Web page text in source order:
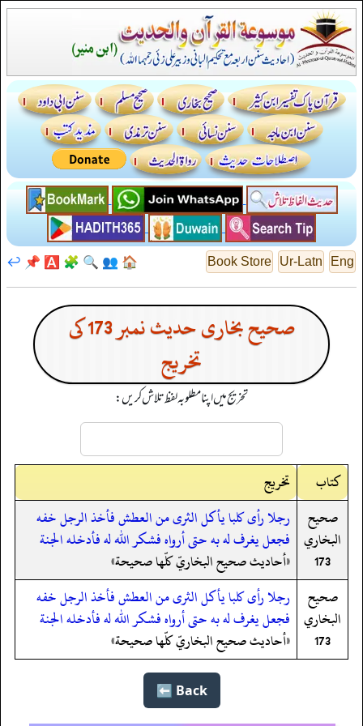
Eng
Ur-Latn
Book Store
🏠
👥
🔍
🧩
🅰️
📌
↩️
صحیح بخاری حدیث نمبر 173 کی
تخریج
تخریج میں اپنا مطلوبہ لفظ تلاش کریں:
کتاب
تخریج
صحيح
البخاري
173
رجلا رأى كلبا يأكل الثرى من العطش فأخذ الرجل خفه
فجعل يغرف له به حتى أرواه فشكر الله له فأدخله الجنة
«أحاديث صحيح البخاريّ كلّها صحيحة»
صحيح
البخاري
173
رجلا رأى كلبا يأكل الثرى من العطش فأخذ الرجل خفه
فجعل يغرف له به حتى أرواه فشكر الله له فأدخله الجنة
«أحاديث صحيح البخاريّ كلّها صحيحة»
Back ⬅️